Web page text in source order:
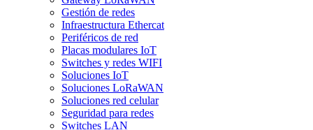
Gestión de redes
Infraestructura Ethercat
Periféricos de red
Placas modulares IoT
Switches y redes WIFI
Soluciones IoT
Soluciones LoRaWAN
Soluciones red celular
Seguridad para redes
Switches LAN